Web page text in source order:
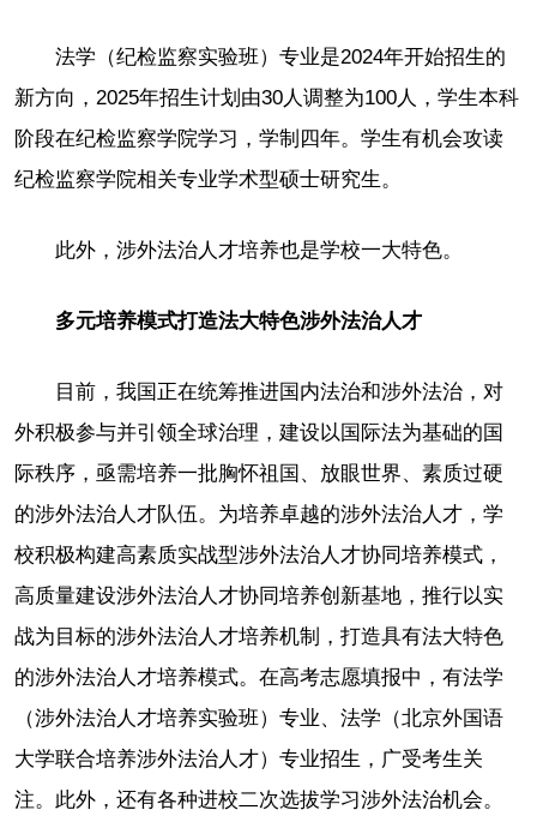
法学（纪检监察实验班）专业是2024年开始招生的
新方向，2025年招生计划由30人调整为100人，学生本科
阶段在纪检监察学院学习，学制四年。学生有机会攻读
纪检监察学院相关专业学术型硕士研究生。
此外，涉外法治人才培养也是学校一大特色。
多元培养模式打造法大特色涉外法治人才
目前，我国正在统筹推进国内法治和涉外法治，对
外积极参与并引领全球治理，建设以国际法为基础的国
际秩序，亟需培养一批胸怀祖国、放眼世界、素质过硬
的涉外法治人才队伍。为培养卓越的涉外法治人才，学
校积极构建高素质实战型涉外法治人才协同培养模式，
高质量建设涉外法治人才协同培养创新基地，推行以实
战为目标的涉外法治人才培养机制，打造具有法大特色
的涉外法治人才培养模式。在高考志愿填报中，有法学
（涉外法治人才培养实验班）专业、法学（北京外国语
大学联合培养涉外法治人才）专业招生，广受考生关
注。此外，还有各种进校二次选拔学习涉外法治机会。